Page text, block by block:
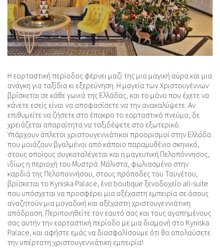
Η εορταστική περίοδος φέρνει μαζί της μια μαγική αύρα και μια
ανάγκη για ταξίδια κι εξερεύνηση. Η μαγεία των Χριστουγέννων
βρίσκεται σε κάθε γωνιά της Ελλάδας, και το μόνο που έχετε να
κάνετε εσείς είναι να αποφασίσετε να την ανακαλύψετε. Αν
επιθυμείτε να ζήσετε στο έπακρο το εορταστικό πνεύμα, δε
χρειάζεται απαραίτητα να ταξιδέψετε στο εξωτερικό.
Υπάρχουν άπλετοι χριστουγεννιάτικοι προορισμοί στην Ελλάδα
που μοιάζουν βγαλμένοι από κάποιο παραμυθένιο σκηνικό,
στους οποίους συγκαταλέγεται και η μαγευτική Πελοπόννησος,
ιδίως η περιοχή του Μυστρά. Μάλιστα, φωλιασμένο στην
καρδιά της Πελοποννήσου, στους πρόποδες του Ταϋγέτου,
βρίσκεται το Kyniska Palace, ένα boutique ξενοδοχείο all-suite
που υπόσχεται να προσφέρει μια αξέχαστη εμπειρία σε όσους
αναζητούν μια μοναδική και αξέχαστη χριστουγεννιάτικη
απόδραση. Περιποιηθείτε τον εαυτό σας και τους αγαπημένους
σας αυτήν την εορταστική περίοδο με μια διαμονή στο Kyniska
Palace, και αφήστε εμάς να διασφαλίσουμε ότι θα απολαύσετε
την υπέρτατη χριστουγεννιάτικη εμπειρία!